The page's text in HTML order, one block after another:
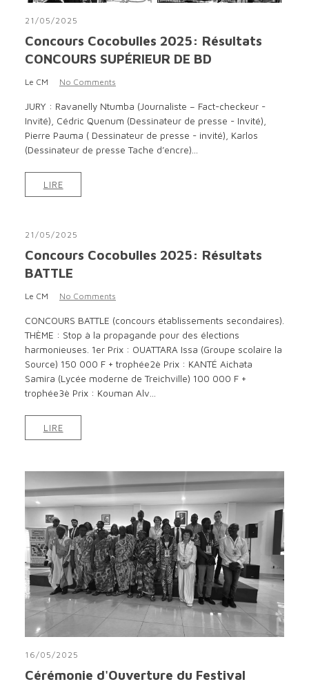
21/05/2025
Concours Cocobulles 2025: Résultats
CONCOURS SUPÉRIEUR DE BD
Le CM No Comments
JURY : Ravanelly Ntumba (Journaliste – Fact-checkeur -
Invité), Cédric Quenum (Dessinateur de presse - Invité),
Pierre Pauma ( Dessinateur de presse - invité), Karlos
(Dessinateur de presse Tache d’encre)...
LIRE
21/05/2025
Concours Cocobulles 2025: Résultats
BATTLE
Le CM No Comments
CONCOURS BATTLE (concours établissements secondaires).
THÈME : Stop à la propagande pour des élections
harmonieuses. 1er Prix : OUATTARA Issa (Groupe scolaire la
Source) 150 000 F + trophée2è Prix : KANTÉ Aichata
Samira (Lycée moderne de Treichville) 100 000 F +
trophée3è Prix : Kouman Alv...
LIRE
16/05/2025
Cérémonie d'Ouverture du Festival